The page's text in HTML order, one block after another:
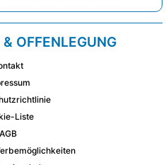
OFFENLEGUNG
Liste
AGB